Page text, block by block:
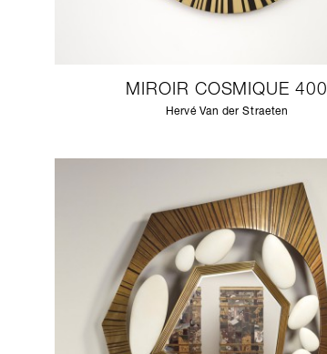
MIROIR COSMIQUE 400
Hervé Van der Straeten